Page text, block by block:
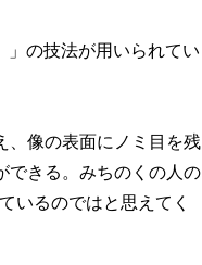
の技法が用いられてい
、像の表面にノミ目を残
できる。みちのくの人の
いるのではと思えてく